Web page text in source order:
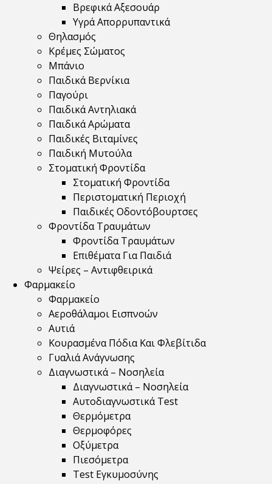
Βρεφικά Αξεσουάρ
Υγρά Απορρυπαντικά
Θηλασμός
Κρέμες Σώματος
Μπάνιο
Παιδικά Βερνίκια
Παγούρι
Παιδικά Αντηλιακά
Παιδικά Αρώματα
Παιδικές Βιταμίνες
Παιδική Μυτούλα
Στοματική Φροντίδα
Στοματική Φροντίδα
Περιστοματική Περιοχή
Παιδικές Οδοντόβουρτσες
Φροντίδα Τραυμάτων
Φροντίδα Τραυμάτων
Επιθέματα Για Παιδιά
Ψείρες – Αντιφθειρικά
Φαρμακείο
Φαρμακείο
Αεροθάλαμοι Εισπνοών
Αυτιά
Κουρασμένα Πόδια Και Φλεβίτιδα
Γυαλιά Ανάγνωσης
Διαγνωστικά – Νοσηλεία
Διαγνωστικά – Νοσηλεία
Αυτοδιαγνωστικά Test
Θερμόμετρα
Θερμοφόρες
Οξύμετρα
Πιεσόμετρα
Test Εγκυμοσύνης